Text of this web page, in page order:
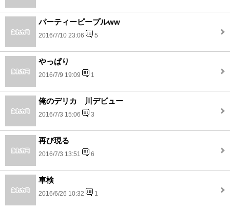
パーティーピープルww
2016/7/10 23:06 5
やっぱり
2016/7/9 19:09 1
俺のデリカ 川デビュー
2016/7/3 15:06 3
再び現る
2016/7/3 13:51 6
車検
2016/6/26 10:32 1